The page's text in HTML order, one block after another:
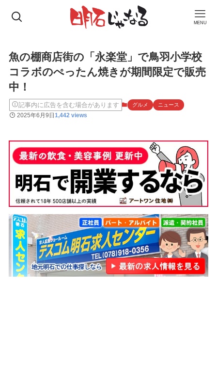
MENU
魚の棚商店街の「永楽堂」で鳥羽小学校
コラボのぺったん焼きが期間限定で販売
中！
記事内に広告を含む場合があります グルメ ニュース
2025年6月9日1,442 views